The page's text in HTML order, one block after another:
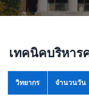
เทคนิคบริหา
วิทยากร จำนวนวัน